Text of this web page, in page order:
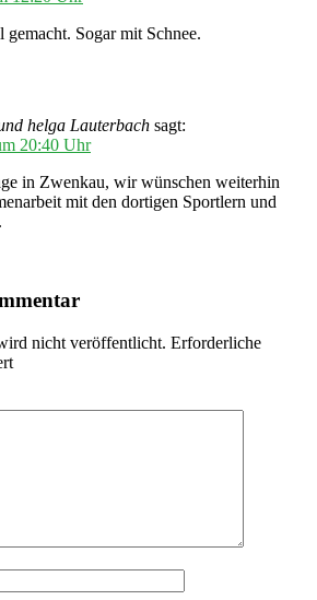
gemacht. Sogar mit Schnee.
helga Lauterbach sagt:
20:40 Uhr
in Zwenkau, wir wünschen weiterhin
mit den dortigen Sportlern und
nicht veröffentlicht. Erforderliche